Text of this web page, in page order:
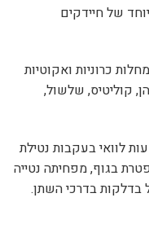
של חיידקים
כרוניות ואקוטיות
קוליטיס, שלשול,
לוואי בעקבות נטילת
בגוף, מפחיתה נטייה
בדלקות בדרכי השתן.